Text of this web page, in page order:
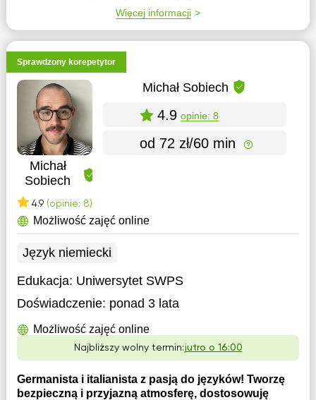
Więcej informacji
Sprawdzony korepetytor
Michał
Sobiech
4.9 (opinie: 8)
Michał Sobiech
4.9 opinie: 8
od 72 zł/60 min
Możliwość zajęć online
Język niemiecki
Edukacja: Uniwersytet SWPS
Doświadczenie: ponad 3 lata
Możliwość zajęć online
Najbliższy wolny termin:jutro o 16:00
Germanista i italianista z pasją do języków! Tworzę
bezpieczną i przyjazną atmosferę, dostosowuję